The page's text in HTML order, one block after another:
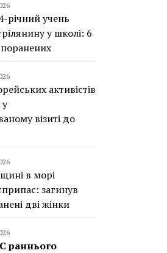
річний учень
у школі: 6
активістів
візиті до
в морі
загинув
дві жінки
раннього